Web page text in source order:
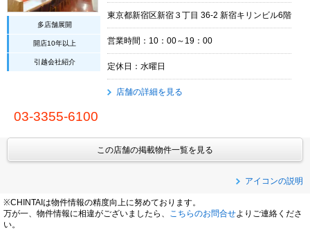
多店舗展開
開店10年以上
引越会社紹介
東京都新宿区新宿３丁目 36-2 新宿キリンビル6階
営業時間：10：00～19：00
定休日：水曜日
店舗の詳細を見る
03-3355-6100
この店舗の掲載物件一覧を見る
アイコンの説明
※CHINTAIは物件情報の精度向上に努めております。
万が一、物件情報に相違がございましたら、
こちらのお問合せよりご連絡くださ
い。